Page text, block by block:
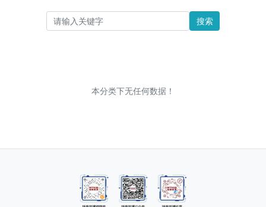
搜索
本分类下无任何数据！